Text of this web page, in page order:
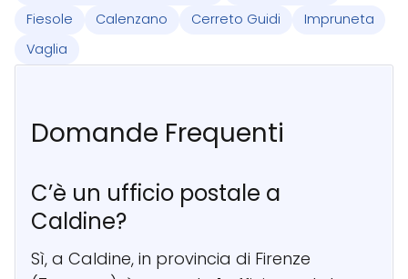
Fiesole
Calenzano Cerreto Guidi
Impruneta
Vaglia
Domande Frequenti
C’è un ufficio postale a
Caldine?
Sì, a Caldine, in provincia di Firenze